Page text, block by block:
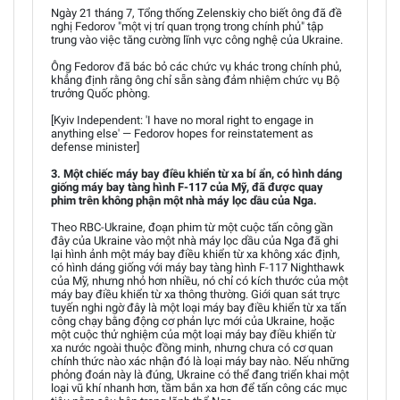
Ngày 21 tháng 7, Tổng thống Zelenskiy cho biết ông đã đề
nghị Fedorov "một vị trí quan trọng trong chính phủ" tập
trung vào việc tăng cường lĩnh vực công nghệ của Ukraine.
Ông Fedorov đã bác bỏ các chức vụ khác trong chính phủ,
khẳng định rằng ông chỉ sẵn sàng đảm nhiệm chức vụ Bộ
trưởng Quốc phòng.
[Kyiv Independent: 'I have no moral right to engage in
anything else' — Fedorov hopes for reinstatement as
defense minister]
3. Một chiếc máy bay điều khiển từ xa bí ẩn, có hình dáng
giống máy bay tàng hình F-117 của Mỹ, đã được quay
phim trên không phận một nhà máy lọc dầu của Nga.
Theo RBC-Ukraine, đoạn phim từ một cuộc tấn công gần
đây của Ukraine vào một nhà máy lọc dầu của Nga đã ghi
lại hình ảnh một máy bay điều khiển từ xa không xác định,
có hình dáng giống với máy bay tàng hình F-117 Nighthawk
của Mỹ, nhưng nhỏ hơn nhiều, nó chỉ có kích thước của một
máy bay điều khiển từ xa thông thường. Giới quan sát trực
tuyến nghi ngờ đây là một loại máy bay điều khiển từ xa tấn
công chạy bằng động cơ phản lực mới của Ukraine, hoặc
một cuộc thử nghiệm của một loại máy bay điều khiển từ
xa nước ngoài thuộc đồng minh, nhưng chưa có cơ quan
chính thức nào xác nhận đó là loại máy bay nào. Nếu những
phỏng đoán này là đúng, Ukraine có thể đang triển khai một
loại vũ khí nhanh hơn, tầm bắn xa hơn để tấn công các mục